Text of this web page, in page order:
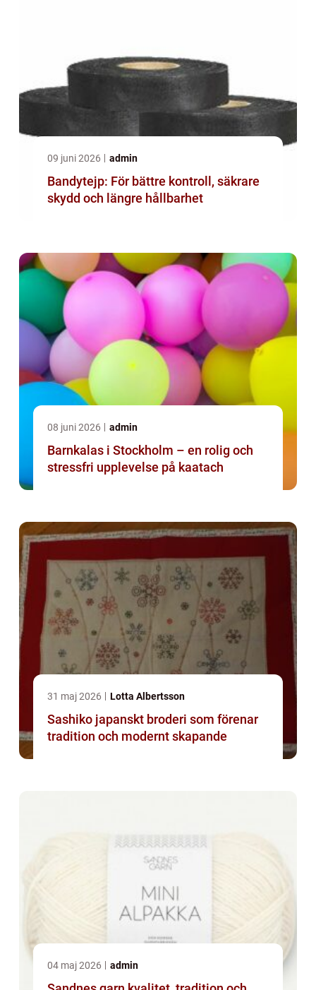
09 juni 2026 admin
Bandytejp: För bättre kontroll, säkrare
skydd och längre hållbarhet
08 juni 2026 admin
Barnkalas i Stockholm – en rolig och
stressfri upplevelse på kaatach
31 maj 2026 Lotta Albertsson
Sashiko japanskt broderi som förenar
tradition och modernt skapande
04 maj 2026 admin